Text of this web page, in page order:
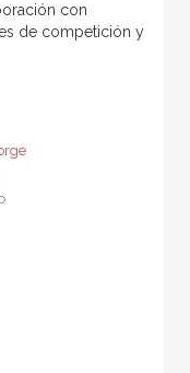
con
de competición y